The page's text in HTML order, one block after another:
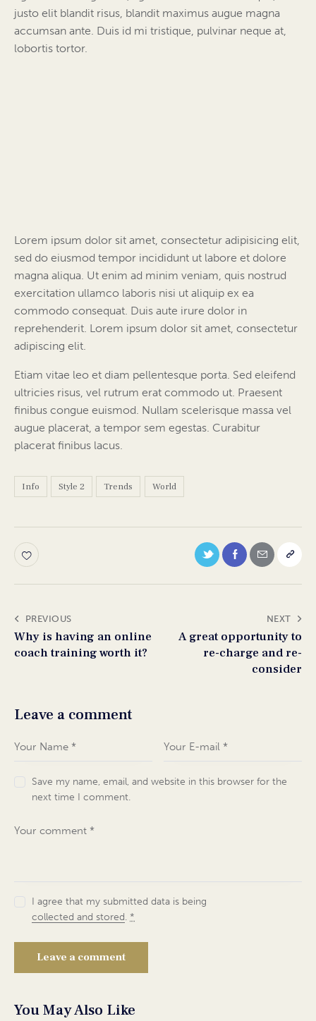
justo elit blandit risus, blandit maximus augue magna
accumsan ante. Duis id mi tristique, pulvinar neque at,
lobortis tortor.
Lorem ipsum dolor sit amet, consectetur adipisicing elit,
sed do eiusmod tempor incididunt ut labore et dolore
magna aliqua. Ut enim ad minim veniam, quis nostrud
exercitation ullamco laboris nisi ut aliquip ex ea
commodo consequat. Duis aute irure dolor in
reprehenderit. Lorem ipsum dolor sit amet, consectetur
adipiscing elit.
Etiam vitae leo et diam pellentesque porta. Sed eleifend
ultricies risus, vel rutrum erat commodo ut. Praesent
finibus congue euismod. Nullam scelerisque massa vel
augue placerat, a tempor sem egestas. Curabitur
placerat finibus lacus.
Info Style 2 Trends World
PREVIOUS
Why is having an online
coach training worth it?
NEXT
A great opportunity to
re-charge and re-
consider
Leave a comment
Save my name, email, and website in this browser for the
next time I comment.
I agree that my submitted data is being
collected and stored. *
You May Also Like